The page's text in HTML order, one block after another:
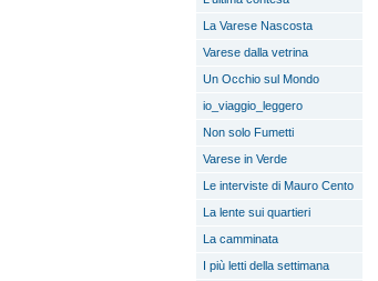
La Varese Nascosta
Varese dalla vetrina
Un Occhio sul Mondo
io_viaggio_leggero
Non solo Fumetti
Varese in Verde
Le interviste di Mauro Cento
La lente sui quartieri
La camminata
I più letti della settimana